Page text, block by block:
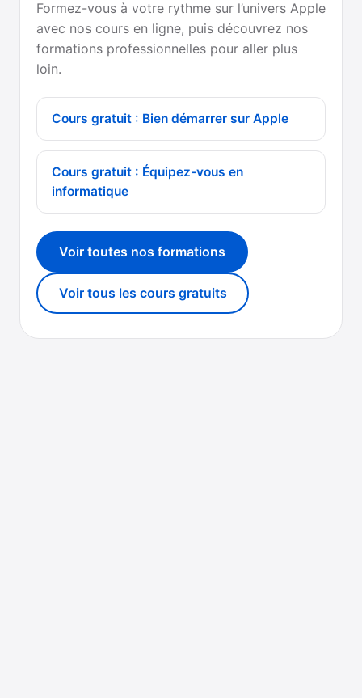
Formez-vous à votre rythme sur l’univers Apple
avec nos cours en ligne, puis découvrez nos
formations professionnelles pour aller plus
loin.
Cours gratuit : Bien démarrer sur Apple
Cours gratuit : Équipez-vous en
informatique
Voir toutes nos formations
Voir tous les cours gratuits